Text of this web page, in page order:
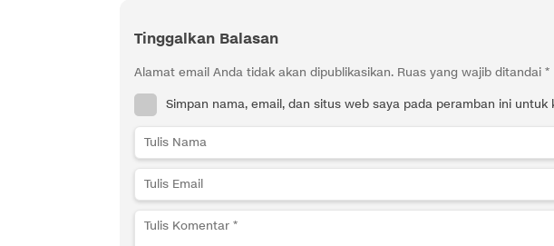
Tinggalkan Balasan
Alamat email Anda tidak akan dipublikasikan. Ruas yang wajib ditandai *
Simpan nama, email, dan situs web saya pada peramban ini